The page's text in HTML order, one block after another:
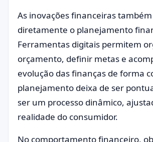
As inovações financeiras
diretamente o planejamento
Ferramentas digitais permitem
orçamento, definir metas e
evolução das finanças de forma
planejamento deixa de ser
ser um processo dinâmico,
realidade do consumidor.
No comportamento financeiro,